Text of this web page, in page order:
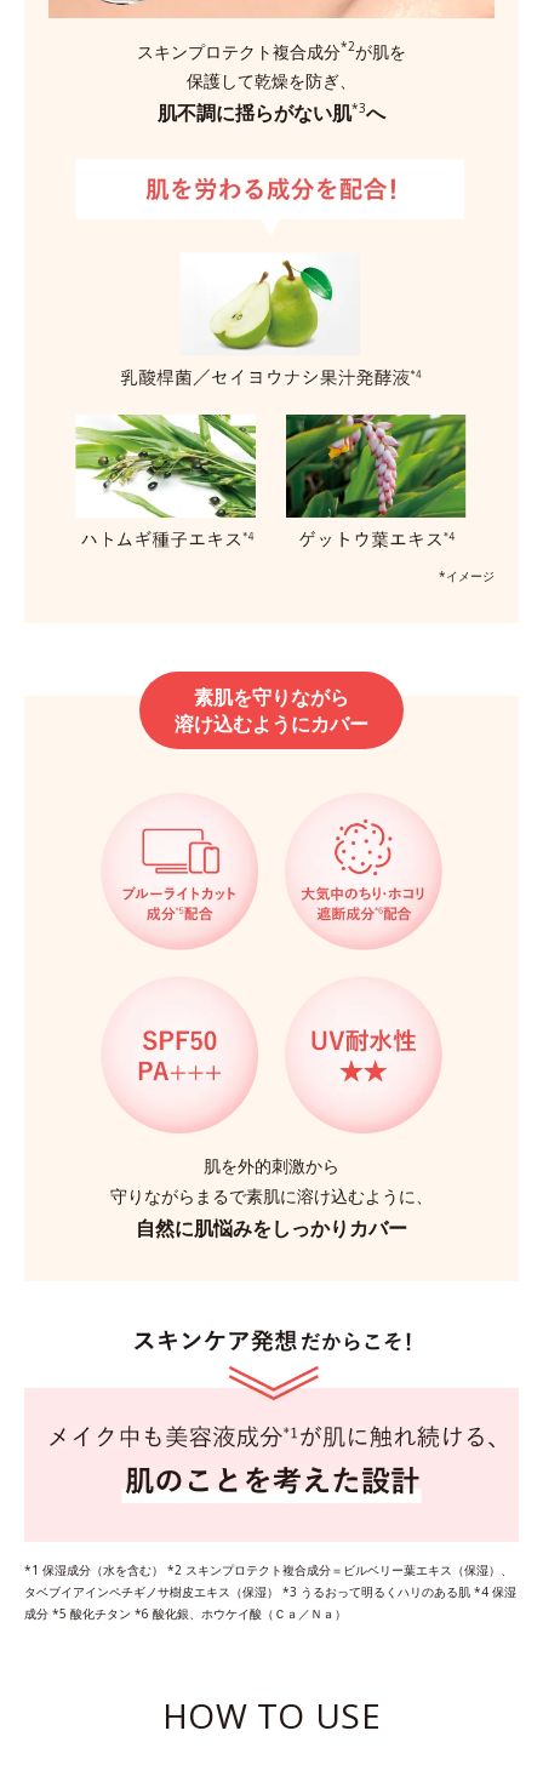
スキンプロテクト複合成分*2が肌を
保護して乾燥を防ぎ、
肌不調に揺らがない肌*3へ
*イメージ
素肌を守りながら
溶け込むようにカバー
肌を外的刺激から
守りながらまるで素肌に溶け込むように、
自然に肌悩みをしっかりカバー
*1 保湿成分（水を含む） *2 スキンプロテクト複合成分＝ビルベリー葉エキス（保湿）、
タベブイアインペチギノサ樹皮エキス（保湿） *3 うるおって明るくハリのある肌 *4 保湿
成分 *5 酸化チタン *6 酸化銀、ホウケイ酸（Ｃａ／Ｎａ）
HOW TO USE